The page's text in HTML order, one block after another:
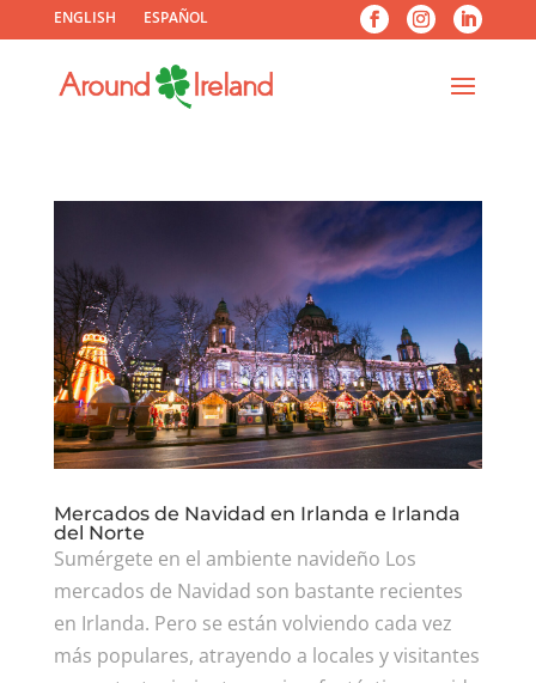
ENGLISH ESPAÑOL
Mercados de Navidad en Irlanda e Irlanda
del Norte
Sumérgete en el ambiente navideño Los
mercados de Navidad son bastante recientes
en Irlanda. Pero se están volviendo cada vez
más populares, atrayendo a locales y visitantes